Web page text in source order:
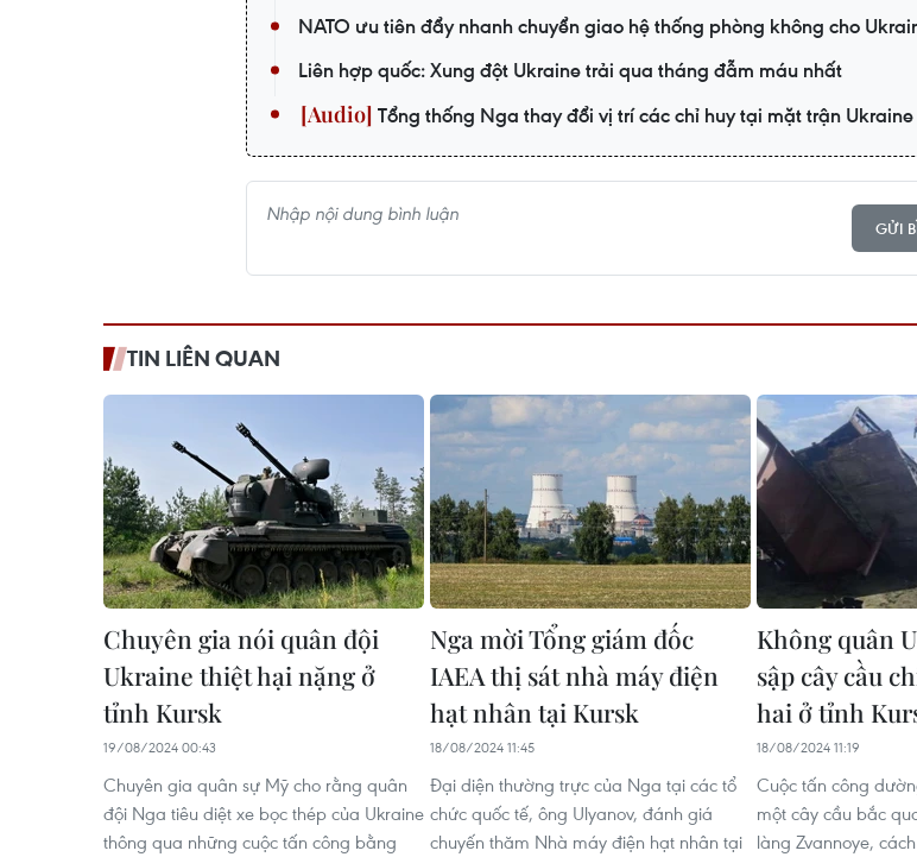
NATO ưu tiên đẩy nhanh chuyển giao hệ thống phòng không cho
Liên hợp quốc: Xung đột Ukraine trải qua tháng đẫm máu nhất
Tổng thống Nga thay đổi vị trí các chỉ huy tại mặt trận Ukraine
GỬI
TIN LIÊN QUAN
Chuyên gia nói quân đội
Ukraine thiệt hại nặng ở
tỉnh Kursk
19/08/2024 00:43
Chuyên gia quân sự Mỹ cho rằng quân
đội Nga tiêu diệt xe bọc thép của Ukraine
thông qua những cuộc tấn công bằng
Nga mời Tổng giám đốc
IAEA thị sát nhà máy điện
hạt nhân tại Kursk
18/08/2024 11:45
Đại diện thường trực của Nga tại các tổ
chức quốc tế, ông Ulyanov, đánh giá
chuyến thăm Nhà máy điện hạt nhân tại
Không quân
sập cây cầu
hai ở tỉnh
18/08/2024 11:19
Cuộc tấn công
một cây cầu bắc
làng Zvannoye,